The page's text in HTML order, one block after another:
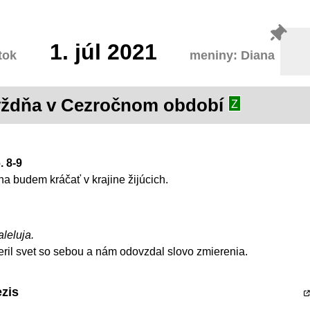
1. júl 2021 meniny: Diana
v Cezročnom období Z
8-9
budem kráčať v krajine žijúcich.
svet so sebou a nám odovzdal slovo zmierenia.